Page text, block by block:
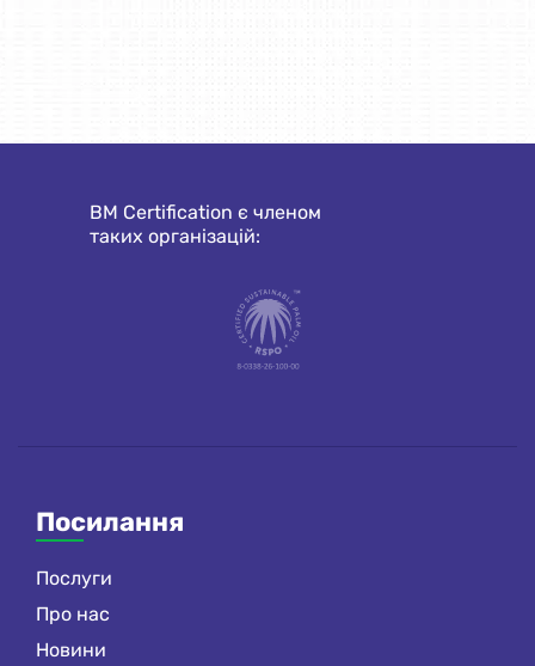
BM Certification є членом
таких організацій:
Посилання
Послуги
Про нас
Новини